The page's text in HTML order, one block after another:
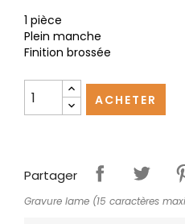
1 pièce
Plein manche
Finition brossée
ACHETER
Partager
Gravure lame (15 caractères